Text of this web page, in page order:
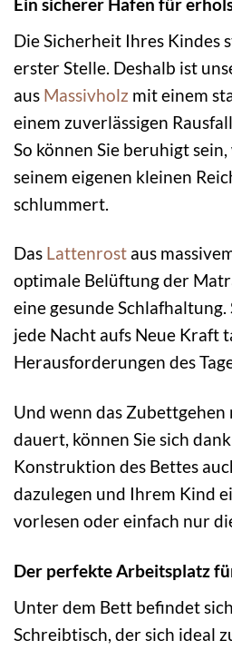
Die Sicherheit Ihres Kindes
erster Stelle. Deshalb ist
aus Massivholz mit einem
einem zuverlässigen
So können Sie beruhigt
seinem eigenen kleinen
schlummert.
Das Lattenrost aus
optimale Belüftung der
eine gesunde
jede Nacht aufs Neue Kraft
Herausforderungen des
Und wenn das
dauert, können Sie sich
Konstruktion des Bettes
dazulegen und Ihrem Kind
vorlesen oder einfach nur
Der perfekte Arbeitsplatz
Unter dem Bett befindet
Schreibtisch, der sich ideal